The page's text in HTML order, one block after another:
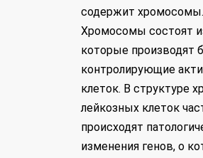
содержит хромосомы.
Хромосомы состоят
которые производят
контролирующие
клеток. В структуре
лейкозных клеток
происходят
изменения генов, о